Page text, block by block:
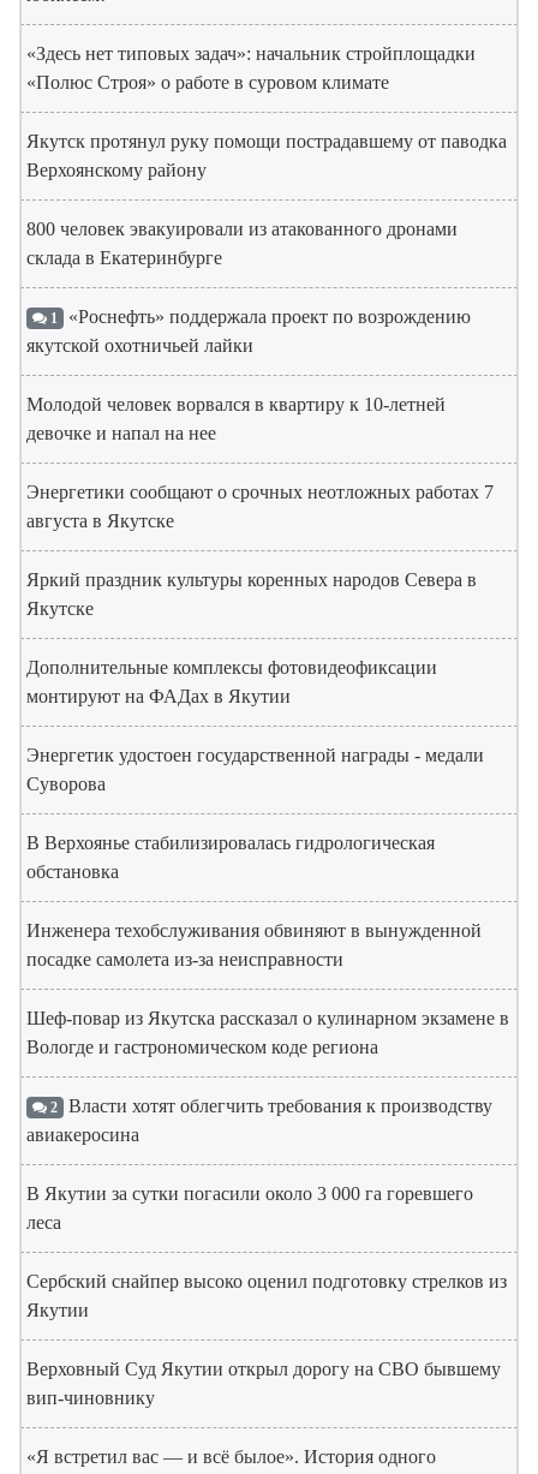
«Здесь нет типовых задач»: начальник стройплощадки
«Полюс Строя» о работе в суровом климате
Якутск протянул руку помощи пострадавшему от паводка
Верхоянскому району
800 человек эвакуировали из атакованного дронами
склада в Екатеринбурге
1 «Роснефть» поддержала проект по возрождению
якутской охотничьей лайки
Молодой человек ворвался в квартиру к 10-летней
девочке и напал на нее
Энергетики сообщают о срочных неотложных работах 7
августа в Якутске
Яркий праздник культуры коренных народов Севера в
Якутске
Дополнительные комплексы фотовидеофиксации
монтируют на ФАДах в Якутии
Энергетик удостоен государственной награды - медали
Суворова
В Верхоянье стабилизировалась гидрологическая
обстановка
Инженера техобслуживания обвиняют в вынужденной
посадке самолета из-за неисправности
Шеф-повар из Якутска рассказал о кулинарном экзамене в
Вологде и гастрономическом коде региона
2 Власти хотят облегчить требования к производству
авиакеросина
В Якутии за сутки погасили около 3 000 га горевшего
леса
Сербский снайпер высоко оценил подготовку стрелков из
Якутии
Верховный Суд Якутии открыл дорогу на СВО бывшему
вип-чиновнику
«Я встретил вас — и всё былое». История одного